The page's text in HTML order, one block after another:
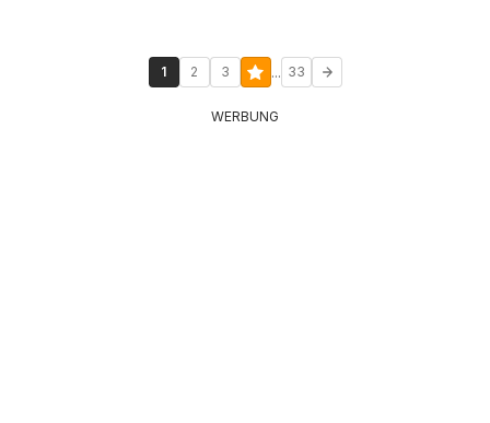
1 2 3 ... 33
WERBUNG